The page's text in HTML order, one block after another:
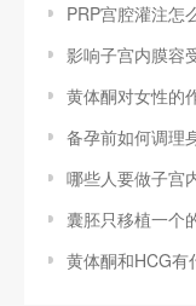
PRP宫腔灌注怎
影响子宫内膜容
黄体酮对女性的
备孕前如何调理
哪些人要做子宫
囊胚只移植一个
黄体酮和HCG有